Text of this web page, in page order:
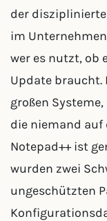
der
im
wer es nutzt, ob
Update braucht.
großen
die niemand
Notepad++ ist
wurden zwei
ungeschützten